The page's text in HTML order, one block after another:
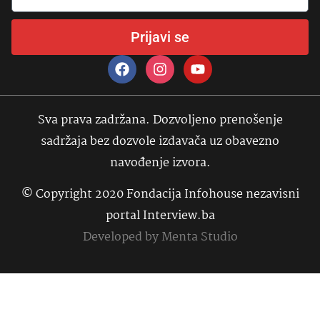
Prijavi se
Sva prava zadržana. Dozvoljeno prenošenje
sadržaja bez dozvole izdavača uz obavezno
navođenje izvora.
© Copyright 2020 Fondacija Infohouse nezavisni
portal Interview.ba
Developed byMenta Studio